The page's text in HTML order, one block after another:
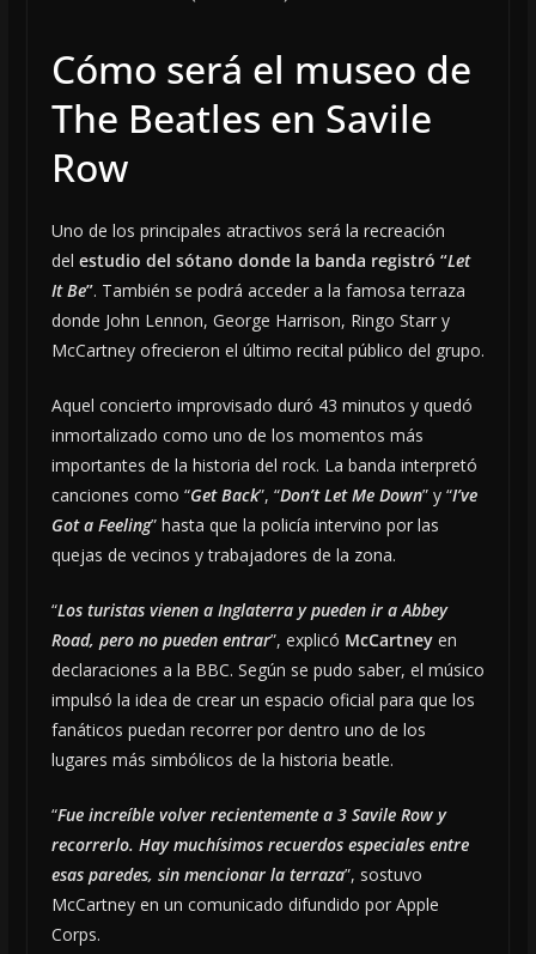
Cómo será el museo de
The Beatles en Savile
Row
Uno de los principales atractivos será la recreación
del estudio del sótano donde la banda registró “Let
It Be”. También se podrá acceder a la famosa terraza
donde John Lennon, George Harrison, Ringo Starr y
McCartney ofrecieron el último recital público del grupo.
Aquel concierto improvisado duró 43 minutos y quedó
inmortalizado como uno de los momentos más
importantes de la historia del rock. La banda interpretó
canciones como “Get Back”, “Don’t Let Me Down” y “I’ve
Got a Feeling” hasta que la policía intervino por las
quejas de vecinos y trabajadores de la zona.
“Los turistas vienen a Inglaterra y pueden ir a Abbey
Road, pero no pueden entrar”, explicó McCartneyen
declaraciones a la BBC. Según se pudo saber, el músico
impulsó la idea de crear un espacio oficial para que los
fanáticos puedan recorrer por dentro uno de los
lugares más simbólicos de la historia beatle.
“Fue increíble volver recientemente a 3 Savile Row y
recorrerlo. Hay muchísimos recuerdos especiales entre
esas paredes, sin mencionar la terraza”, sostuvo
McCartney en un comunicado difundido por Apple
Corps.